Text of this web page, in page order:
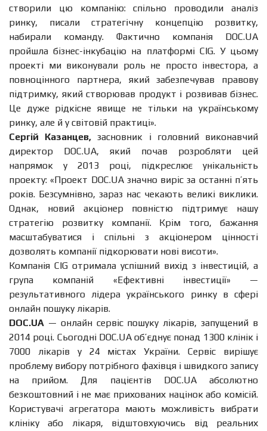
створили цю компанію: спільно проводили аналіз
ринку, писали стратегічну концепцію розвитку,
набирали команду. Фактично компанія DOC.UA
пройшла бізнес-інкубацію на платформі CIG. У цьому
проекті ми виконували роль не просто інвестора, а
повноцінного партнера, який забезпечував правову
підтримку, який створював продукт і розвивав бізнес.
Це дуже рідкісне явище не тільки на українському
ринку, але й у світовій практиці».
Сергій Казанцев, засновник і головний виконавчий
директор DOC.UA, який почав розробляти цей
напрямок у 2013 році, підкреслює унікальність
проекту: «Проект DOC.UA значно виріс за останні п’ять
років. Безсумнівно, зараз нас чекають великі виклики.
Однак, новий акціонер повністю підтримує нашу
стратегію розвитку компанії. Крім того, бажання
масштабуватися і спільні з акціонером цінності
дозволять компанії підкорювати нові висоти».
Компанія CIG отримала успішний вихід з інвестицій, а
група компаній «Ефективні інвестиції» —
результативного лідера українського ринку в сфері
онлайн пошуку лікарів.
DOC.UA — онлайн сервіс пошуку лікарів, запущений в
2014 році. Сьогодні DOC.UA об’єднує понад 1300 клінік і
7000 лікарів у 24 містах України. Сервіс вирішує
проблему вибору потрібного фахівця і швидкого запису
на прийом. Для пацієнтів DOC.UA абсолютно
безкоштовний і не має прихованих націнок або комісій.
Користувачі агрегатора мають можливість вибрати
клініку або лікаря, відштовхуючись від реальних